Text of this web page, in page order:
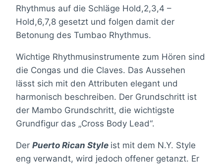
Rhythmus auf die Schläge Hold,2,3,4 –
Hold,6,7,8 gesetzt und folgen damit der
Betonung des Tumbao Rhythmus.
Wichtige Rhythmusinstrumente zum Hören sind
die Congas und die Claves. Das Aussehen
lässt sich mit den Attributen elegant und
harmonisch beschreiben. Der Grundschritt ist
der Mambo Grundschritt, die wichtigste
Grundfigur das „Cross Body Lead“.
Der Puerto Rican Style ist mit dem N.Y. Style
eng verwandt, wird jedoch offener getanzt. Er